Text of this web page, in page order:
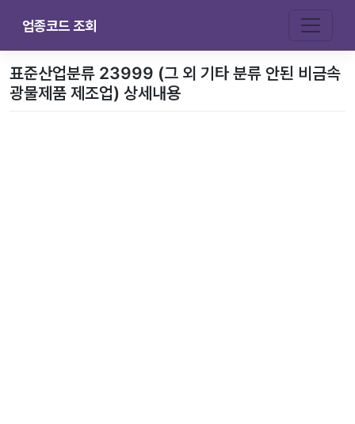
업종코드 조회
표준산업분류 23999 (그 외 기타 분류 안된 비금속
광물제품 제조업) 상세내용